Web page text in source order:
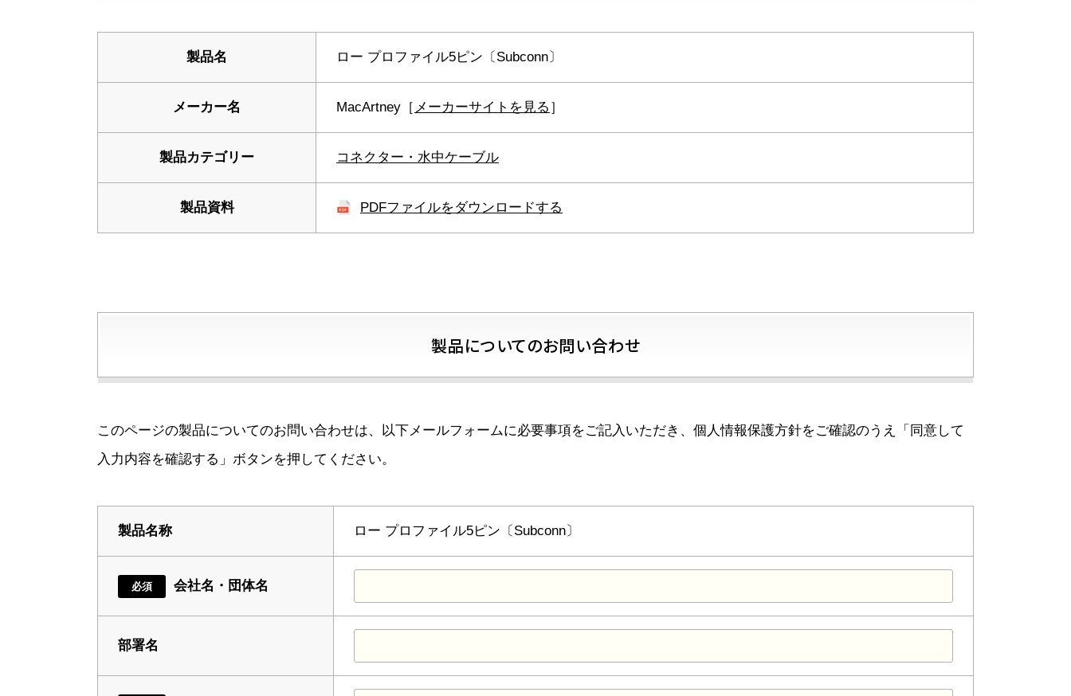
製品名 ロー プロファイル5ピン〔Subconn〕
メーカー名 MacArtney［ メーカーサイトを見る ］
製品カテゴリー コネクター・水中ケーブル
製品資料 PDFファイルをダウンロードする
製品についてのお問い合わせ
このページの製品についてのお問い合わせは、以下メールフォームに必要事項をご記入いただき、個人情報保護方針をご確認のうえ「同意して
入力内容を確認する」ボタンを押してください。
製品名称 ロー プロファイル5ピン〔Subconn〕
必須 会社名・団体名
部署名